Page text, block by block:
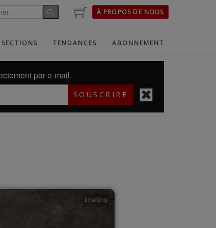
À PROPOS DE NOUS
SECTIONS TENDANCES ABONNEMENT
par e-mail.
SOUSCRIRE
Loading